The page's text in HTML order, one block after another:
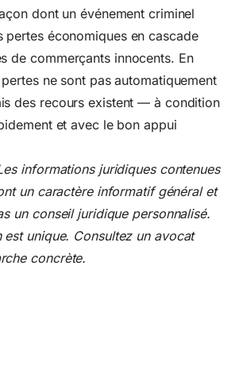
dont un événement criminel
pertes économiques en cascade
de commerçants innocents. En
ne sont pas automatiquement
des recours existent — à condition
et avec le bon appui
informations juridiques contenues
un caractère informatif général et
un conseil juridique personnalisé.
est unique. Consultez un avocat
concrète.